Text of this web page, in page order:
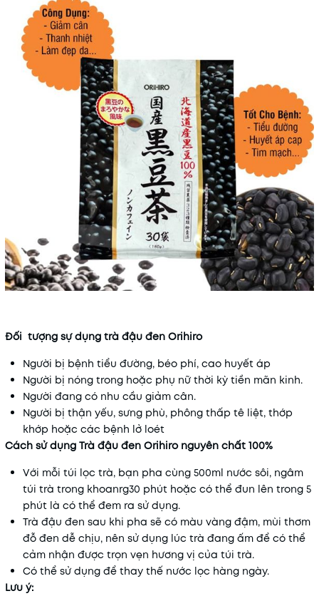
Đối tượng sự dụng trà đậu đen Orihiro
Người bị bệnh tiểu đường, béo phí, cao huyết áp
Người bị nóng trong hoặc phụ nữ thời kỳ tiền mãn kinh.
Người đang có nhu cầu giảm cân.
Người bị thận yếu, sưng phù, phông thấp tê liệt, thớp
khớp hoặc các bệnh lở loét
Cách sử dụng Trà đậu đen Orihiro nguyên chất 100%
Với mỗi túi lọc trà, bạn pha cùng 500ml nước sôi, ngâm
túi trà trong khoanrg30 phút hoặc có thể đun lên trong 5
phút là có thể đem ra sử dụng.
Trà đậu đen sau khi pha sẽ có màu vàng đậm, mùi thơm
đỗ đen dễ chịu, nên sử dụng lúc trà đang ấm để có thể
cảm nhận được trọn vẹn hương vị của túi trà.
Có thể sử dụng để thay thế nước lọc hàng ngày.
Lưu ý: